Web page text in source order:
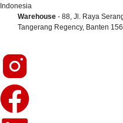
Indonesia
Warehouse - 88, Jl. Raya
Tangerang Regency, Banten